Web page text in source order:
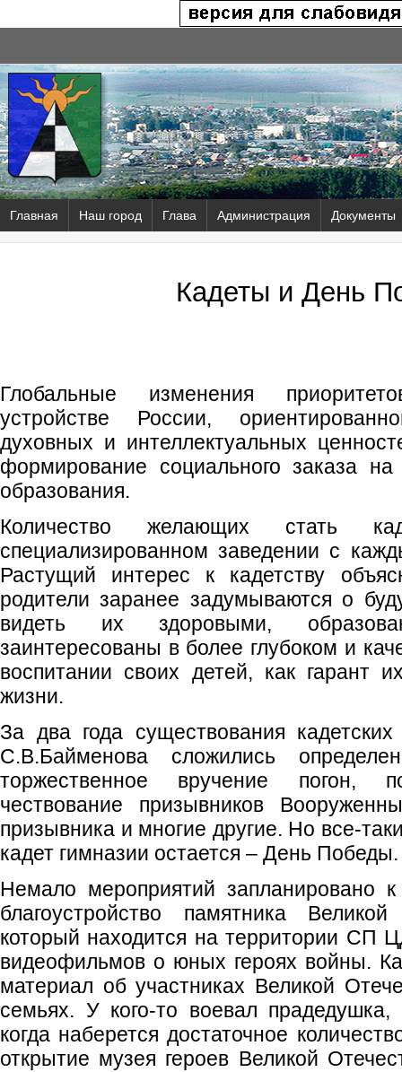
Главная Наш город Глава Администрация Документы
Кадеты и День
Глобальные изменения
устройстве России,
духовных и интеллектуальных
формирование социального заказа на
образования.
Количество желающих стать
специализированном заведении с
Растущий интерес к кадетству
родители заранее задумываются о
видеть их здоровыми,
заинтересованы в более глубоком и
воспитании своих детей, как гарант
жизни.
За два года существования
С.В.Байменова сложились
торжественное вручение погон,
чествование призывников
призывника и многие другие. Но все-
кадет гимназии остается – День Победы.
Немало мероприятий запланировано
благоустройство памятника
который находится на территории СП
видеофильмов о юных героях войны.
материал об участниках Великой
семьях. У кого-то воевал
когда наберется достаточное
открытие музея героев Великой